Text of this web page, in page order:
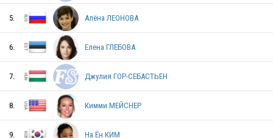
5. Алёна ЛЕОНОВА
6. Елена ГЛЕБОВА
7. Джулия ГОР-СЕБАСТЬЕН
8. Кимми МЕЙСНЕР
9. На Ён КИМ